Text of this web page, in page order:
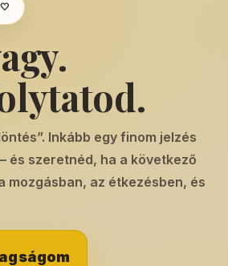
Inkább egy finom jelzés
és szeretnéd, ha a következő
mozgásban, az étkezésben, és